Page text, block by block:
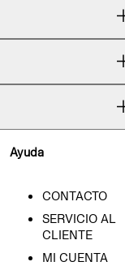
Ayuda
CONTACTO
SERVICIO AL
CLIENTE
MI CUENTA